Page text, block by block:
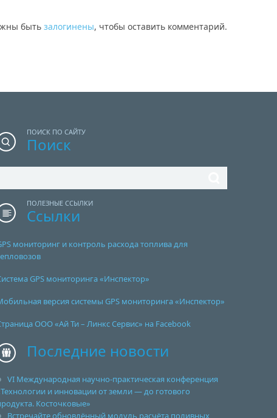
быть залогинены, чтобы оставить комментарий.
ПОИСК ПО САЙТУ
Поиск
ПОЛЕЗНЫЕ ССЫЛКИ
Ссылки
мониторинг и контроль расхода топлива для
GPS мониторинга «Инспектор»
версия системы GPS мониторинга «Инспектор»
ООО «Ай Ти – Линкс Сервис» на Facebook
Последние новости
VI Международная научно-практическая конференция
и инновации от земли — до готового
Косточковые»
Встречайте обновлённый модуль расчёта поливных